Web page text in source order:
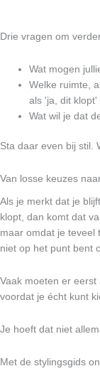
Drie vragen om
Wat mogen
Welke ruimte,
als 'ja, dit
Wat wil je dat
Sta daar even bij stil.
Van losse keuzes
Als je merkt dat je
klopt, dan komt dat
maar omdat je teveel
niet op het punt bent
Vaak moeten er eerst
voordat je écht kunt
Je hoeft dat niet
Met de stylingsgids